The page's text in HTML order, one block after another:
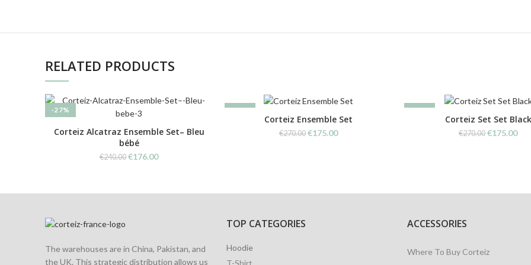
RELATED PRODUCTS
-27%
Corteiz Alcatraz Ensemble Set– Bleu
bébé
€240.00 Original
€176.00Current
-35%
Corteiz Ensemble Set
€270.00 Original
€175.00Current
-35%
Corteiz Set Set Black
€270.00 Original
€175.00
The warehouses are in China, Pakistan, and
the UK. This strategic distribution allows us
TOP CATEGORIES
Hoodie
T-Shirt
ACCESSORIES
Where To Buy Corteiz